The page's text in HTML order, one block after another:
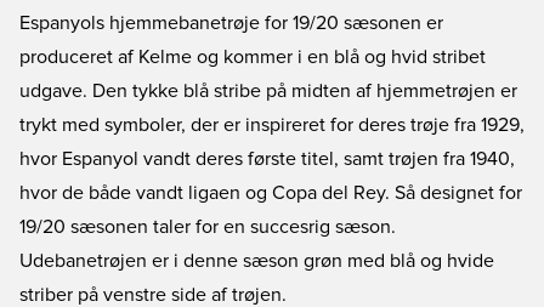
Espanyols hjemmebanetrøje for 19/20 sæsonen er
produceret af Kelme og kommer i en blå og hvid stribet
udgave. Den tykke blå stribe på midten af hjemmetrøjen er
trykt med symboler, der er inspireret for deres trøje fra 1929,
hvor Espanyol vandt deres første titel, samt trøjen fra 1940,
hvor de både vandt ligaen og Copa del Rey. Så designet for
19/20 sæsonen taler for en succesrig sæson.
Udebanetrøjen er i denne sæson grøn med blå og hvide
striber på venstre side af trøjen.